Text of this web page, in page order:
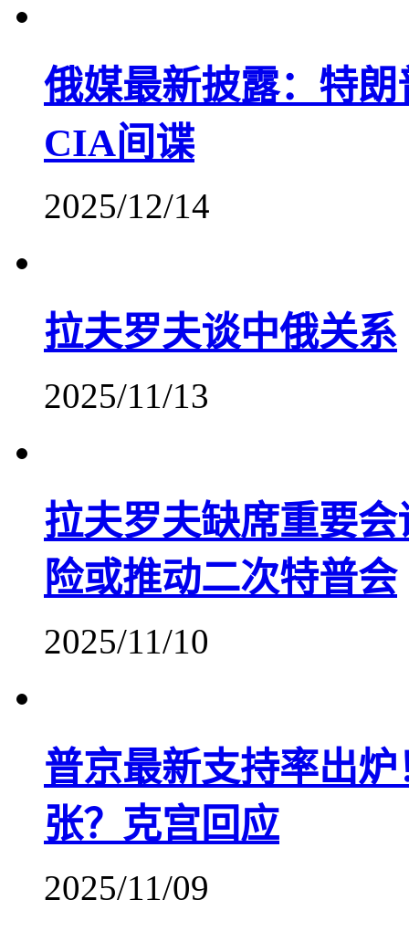
俄媒最新披露：特
CIA间谍
2025/12/14
拉夫罗夫谈中俄关系
2025/11/13
拉夫罗夫缺席重要
险或推动二次特普会
2025/11/10
普京最新支持率出
张？克宫回应
2025/11/09